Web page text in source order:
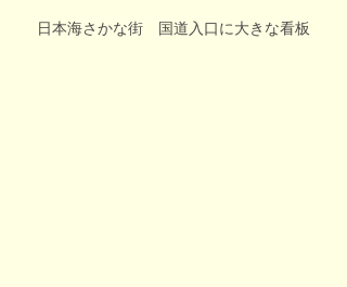
日本海さかな街　国道入口に大きな看板